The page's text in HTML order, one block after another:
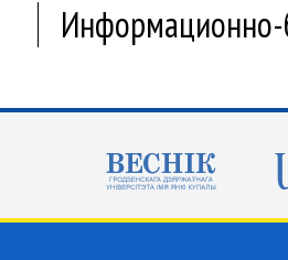
Информационно-